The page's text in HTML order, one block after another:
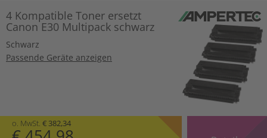
4 Kompatible Toner ersetzt
Canon E30 Multipack schwarz
Schwarz
Passende Geräte anzeigen
o. MwSt. € 382,34